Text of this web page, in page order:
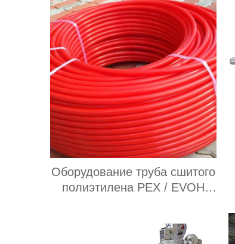
Оборудование труба сшитого
полиэтилена PEX / EVOH